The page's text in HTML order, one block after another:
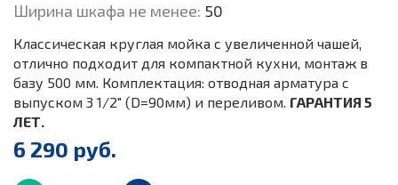
Ширина шкафа не менее: 50
Классическая круглая мойка c увеличенной чашей,
отлично подходит для компактной кухни, монтаж в
базу 500 мм. Комплектация: отводная арматура с
выпуском 3 1/2" (D=90мм) и переливом. ГАРАНТИЯ 5
ЛЕТ.
6 290 руб.